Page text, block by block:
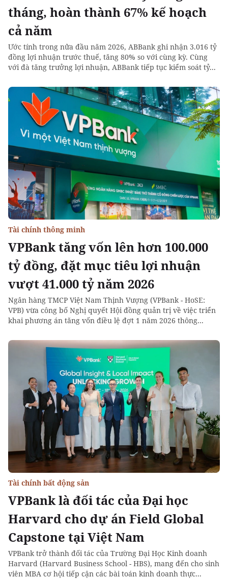
tháng, hoàn thành 67% kế hoạch
cả năm
Ước tính trong nửa đầu năm 2026, ABBank ghi nhận 3.016 tỷ
đồng lợi nhuận trước thuế, tăng 80% so với cùng kỳ. Cùng
với đà tăng trưởng lợi nhuận, ABBank tiếp tục kiểm soát tỷ...
VPBank tăng vốn lên hơn 100.000
tỷ đồng, đặt mục tiêu lợi nhuận
vượt 41.000 tỷ năm 2026
Tài chính thông minh
Ngân hàng TMCP Việt Nam Thịnh Vượng (VPBank - HoSE:
VPB) vừa công bố Nghị quyết Hội đồng quản trị về việc triển
khai phương án tăng vốn điều lệ đợt 1 năm 2026 thông...
VPBank là đối tác của Đại học
Harvard cho dự án Field Global
Capstone tại Việt Nam
Tài chính bất động sản
VPBank trở thành đối tác của Trường Đại Học Kinh doanh
Harvard (Harvard Business School - HBS), mang đến cho sinh
viên MBA cơ hội tiếp cận các bài toán kinh doanh thực...